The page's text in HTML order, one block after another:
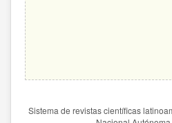
Sistema de revistas científicas